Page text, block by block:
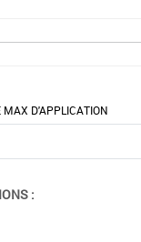
MAX D'APPLICATION
: